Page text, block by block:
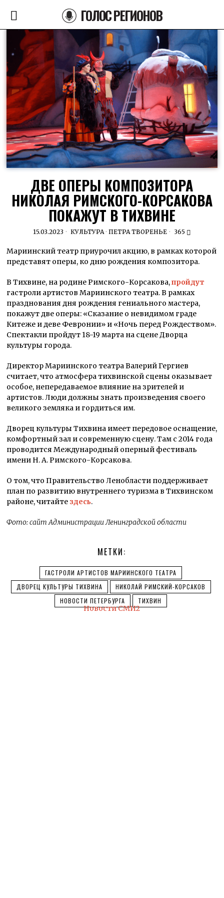
ГОЛОС РЕГИОНОВ
ДВЕ ОПЕРЫ КОМПОЗИТОРА
НИКОЛАЯ РИМСКОГО-КОРСАКОВА
ПОКАЖУТ В ТИХВИНЕ
15.03.2023 КУЛЬТУРА · ПЕТРА ТВОРЕНЬЕ 365
Мариинский театр приурочил акцию, в рамках которой
представят оперы, ко дню рождения композитора.
В Тихвине, на родине Римского-Корсакова,пройдут
гастроли артистов Мариинского театра. В рамках
празднования дня рождения гениального мастера,
покажут две оперы: «Сказание о невидимом граде
Китеже и деве Февронии» и «Ночь перед Рождеством».
Спектакли пройдут 18-19 марта на сцене Дворца
культуры города.
Директор Мариинского театра Валерий Гергиев
считает, что атмосфера тихвинской сцены оказывает
особое, непередаваемое влияние на зрителей и
артистов. Люди должны знать произведения своего
великого земляка и гордиться им.
Дворец культуры Тихвина имеет передовое оснащение,
комфортный зал и современную сцену. Там с 2014 года
проводится Международный оперный фестиваль
имени Н. А. Римского-Корсакова.
О том, что Правительство Ленобласти поддерживает
план по развитию внутреннего туризма в Тихвинском
районе, читайте здесь.
Фото: сайт Администрации Ленинградской области
МЕТКИ:
ГАСТРОЛИ АРТИСТОВ МАРИИНСКОГО ТЕАТРА
ДВОРЕЦ КУЛЬТУРЫ ТИХВИНА
НИКОЛАЙ РИМСКИЙ-КОРСАКОВ
НОВОСТИ ПЕТЕРБУРГА
ТИХВИН
Новости СМИ2